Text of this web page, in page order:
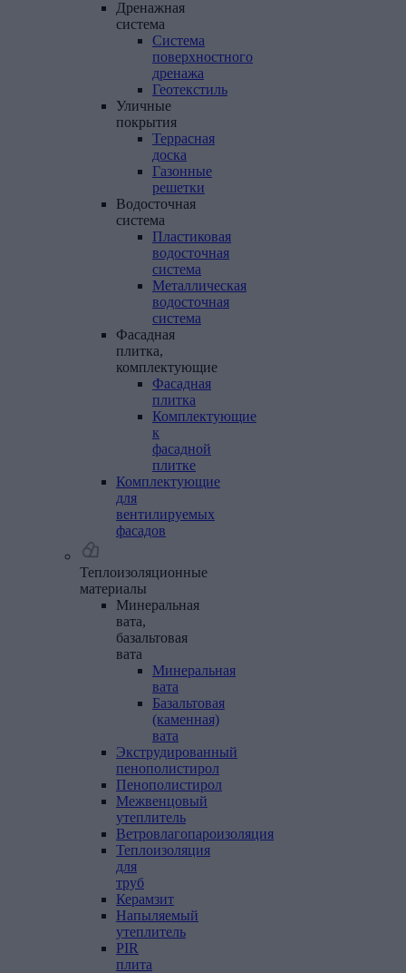
Дренажная
система
Система
поверхностного
дренажа
Геотекстиль
Уличные
покрытия
Террасная
доска
Газонные
решетки
Водосточная
система
Пластиковая
водосточная
система
Металлическая
водосточная
система
Фасадная
плитка,
комплектующие
Фасадная
плитка
Комплектующие
к
фасадной
плитке
Комплектующие
для
вентилируемых
фасадов
Теплоизоляционные
материалы
Минеральная
вата,
базальтовая
вата
Минеральная
вата
Базальтовая
(каменная)
вата
Экструдированный
пенополистирол
Пенополистирол
Межвенцовый
утеплитель
Ветровлагопароизоляция
Теплоизоляция
для
труб
Керамзит
Напыляемый
утеплитель
PIR
плита